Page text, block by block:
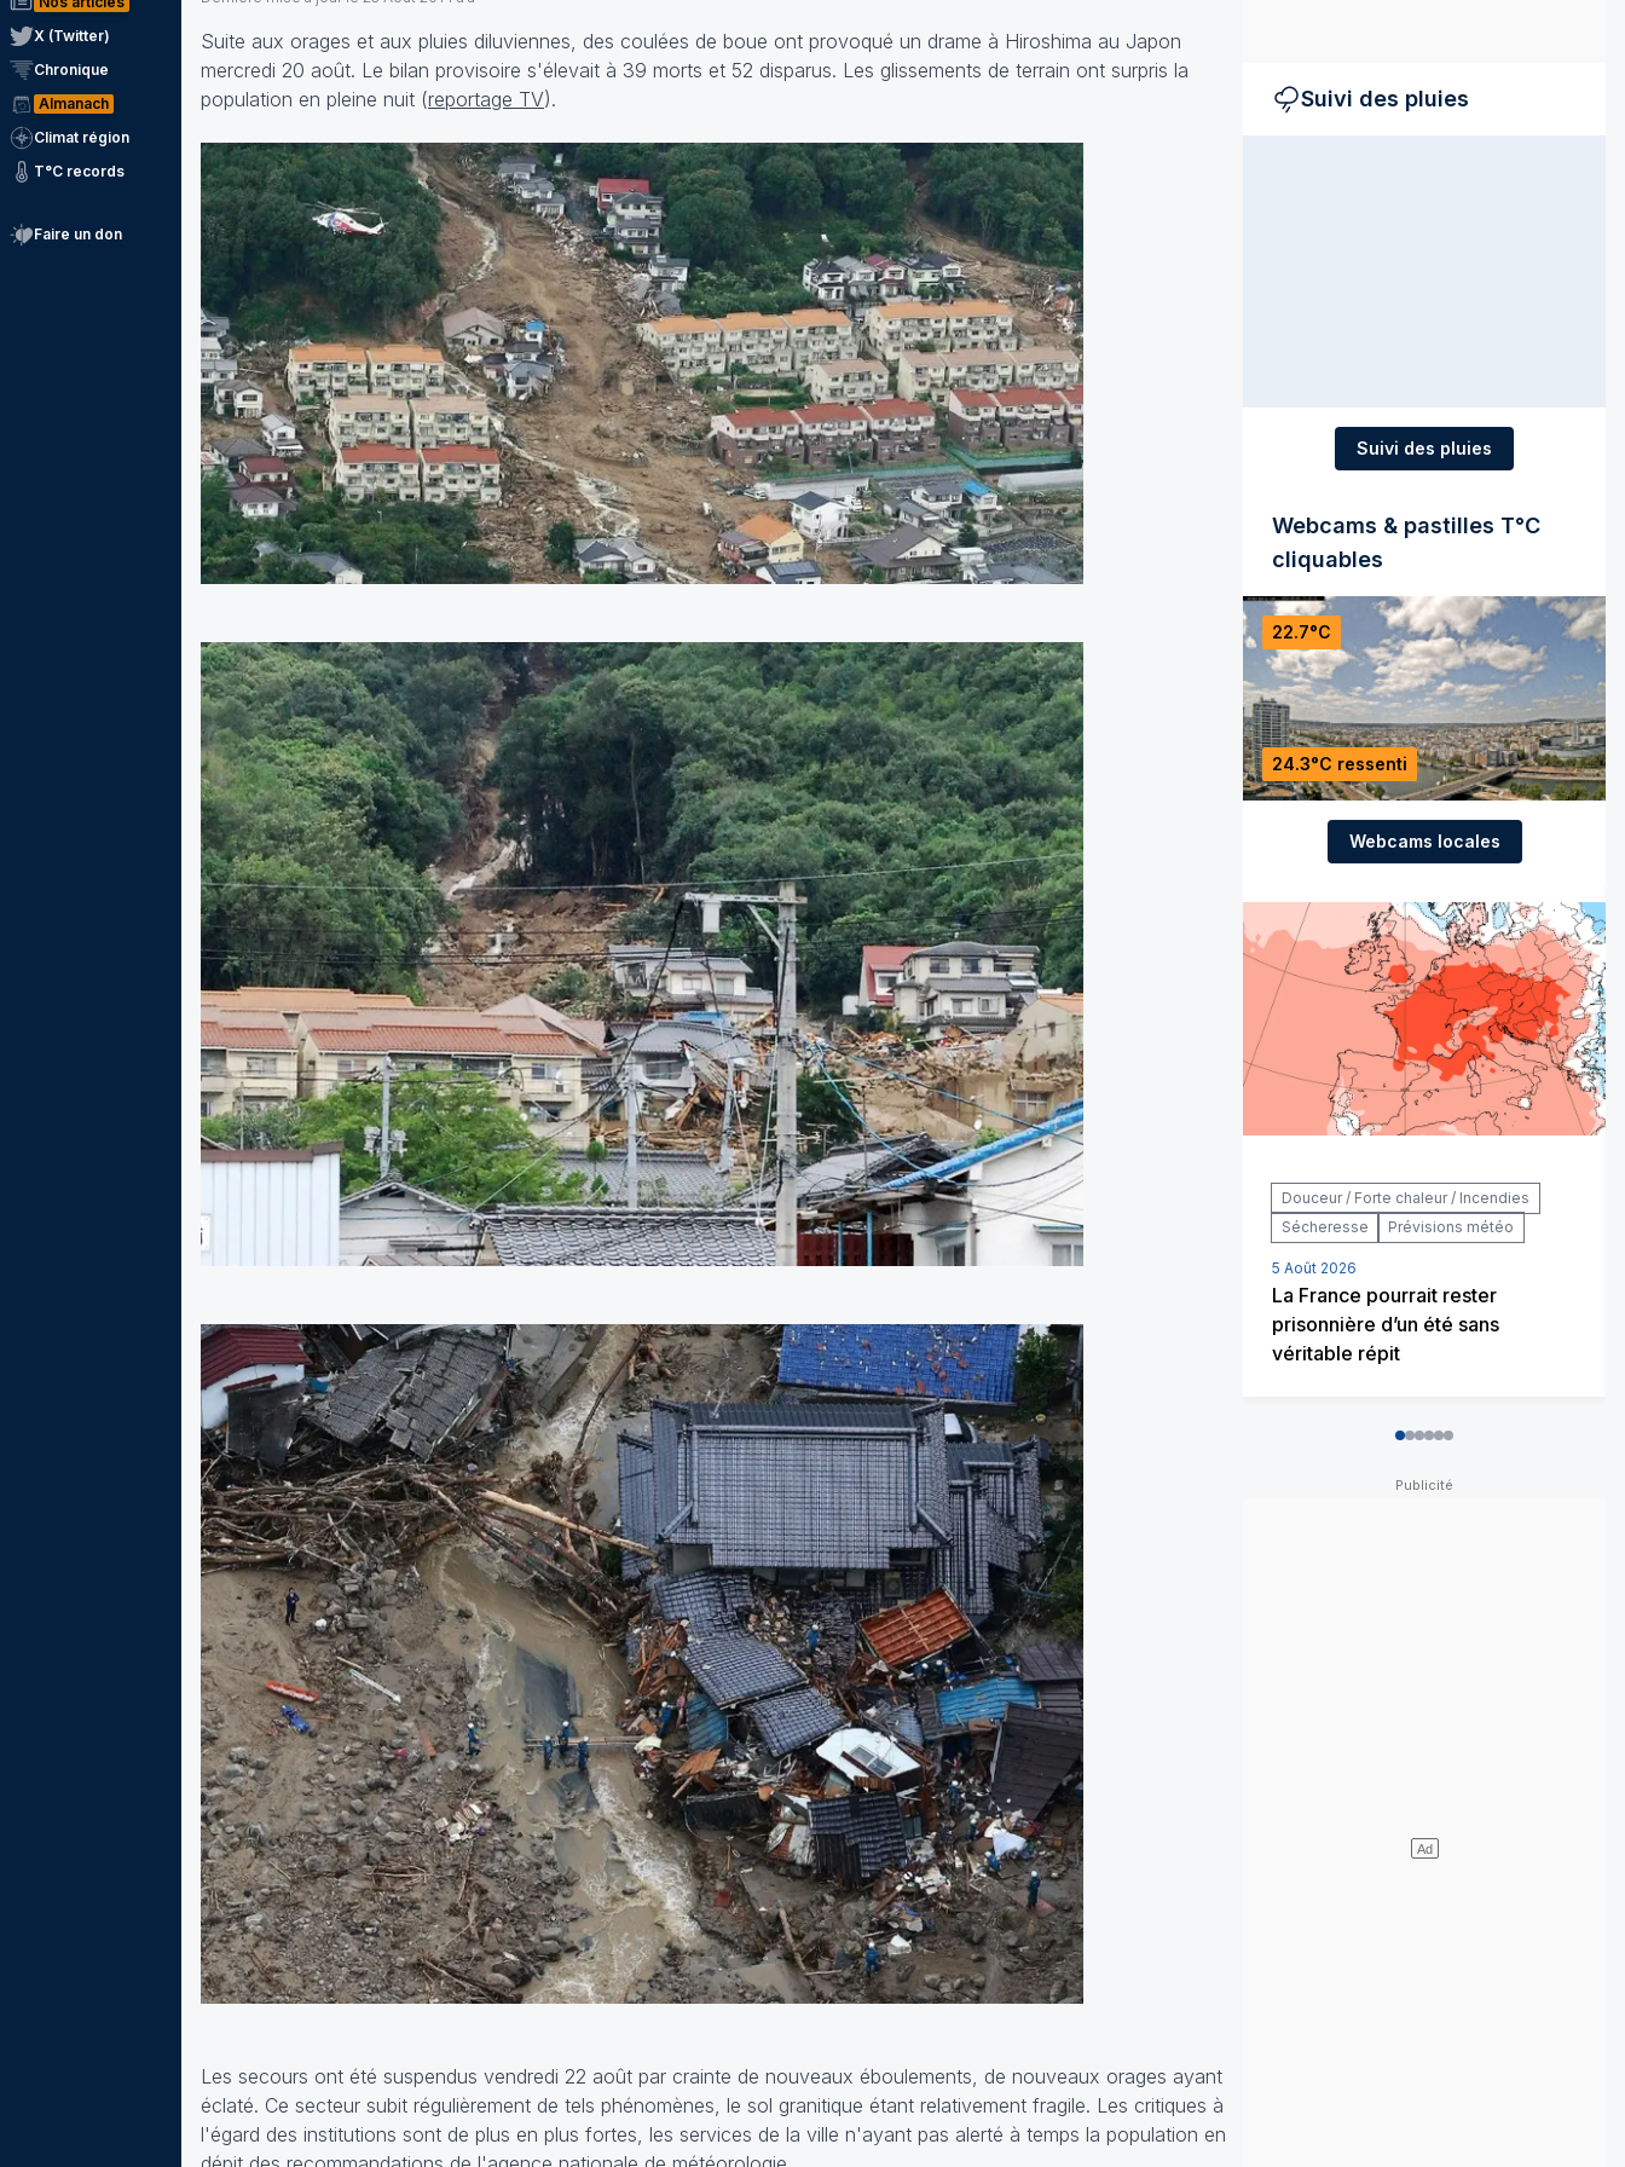
X (Twitter)
Chronique
Almanach
Climat région
T°C records
Faire un don
Suite aux orages et aux pluies diluviennes, des coulées de boue ont provoqué un drame à Hiroshima au Japon
mercredi 20 août. Le bilan provisoire s'élevait à 39 morts et 52 disparus. Les glissements de terrain ont surpris la
population en pleine nuit (reportage TV).
Les secours ont été suspendus vendredi 22 août par crainte de nouveaux éboulements, de nouveaux orages ayant
éclaté. Ce secteur subit régulièrement de tels phénomènes, le sol granitique étant relativement fragile. Les critiques à
l'égard des institutions sont de plus en plus fortes, les services de la ville n'ayant pas alerté à temps la population en
Suivi des pluies
Suivi des pluies
Webcams & pastilles T°C
cliquables
22.7°C
24.3°C ressenti
Webcams locales
Douceur / Forte chaleur / Incendies
Sécheresse
Prévisions météo
5 Août 2026
La France pourrait rester
prisonnière d’un été sans
véritable répit
012345